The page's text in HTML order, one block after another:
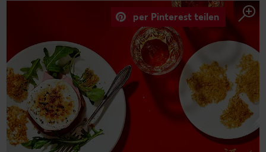
per Pinterest teilen